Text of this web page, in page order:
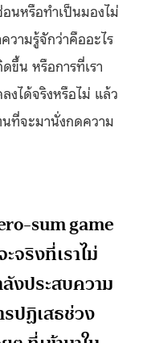
นหรือทำเป็นมองไม่
วามรู้จักว่าคืออะไร
ขึ้น หรือการที่เรา
งได้จริงหรือไม่ แล้ว
ที่จะมานั่งกดความ
sum game
ริงที่เราไม่
งประสบความ
ปฏิเสธช่วง